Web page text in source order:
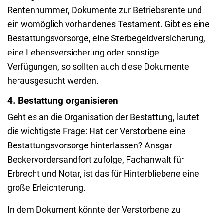
Rentennummer, Dokumente zur Betriebsrente und
ein womöglich vorhandenes Testament. Gibt es eine
Bestattungsvorsorge, eine Sterbegeldversicherung,
eine Lebensversicherung oder sonstige
Verfügungen, so sollten auch diese Dokumente
herausgesucht werden.
4. Bestattung organisieren
Geht es an die Organisation der Bestattung, lautet
die wichtigste Frage: Hat der Verstorbene eine
Bestattungsvorsorge hinterlassen? Ansgar
Beckervordersandfort zufolge, Fachanwalt für
Erbrecht und Notar, ist das für Hinterbliebene eine
große Erleichterung.
In dem Dokument könnte der Verstorbene zu